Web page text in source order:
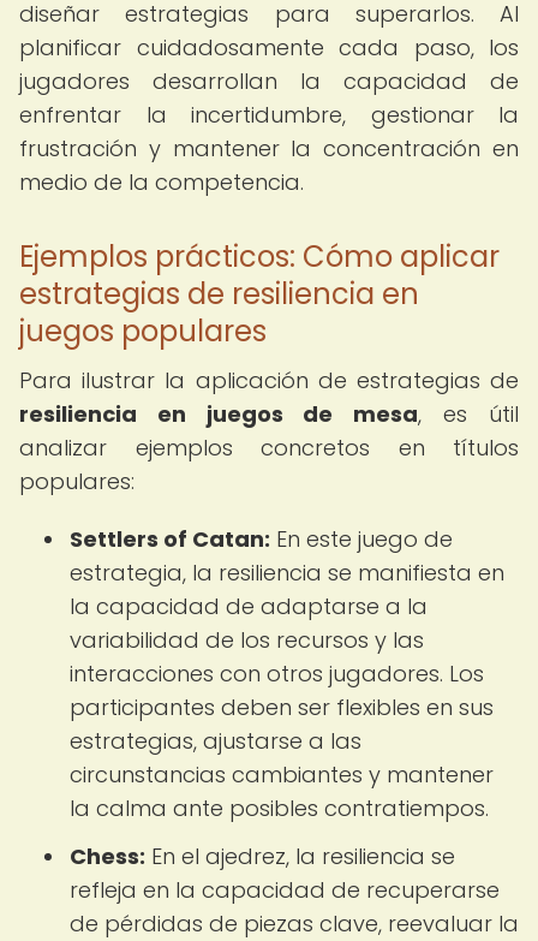
diseñar estrategias para superarlos. Al
planificar cuidadosamente cada paso, los
jugadores desarrollan la capacidad de
enfrentar la incertidumbre, gestionar la
frustración y mantener la concentración en
medio de la competencia.
Ejemplos prácticos: Cómo aplicar
estrategias de resiliencia en
juegos populares
Para ilustrar la aplicación de estrategias de
resiliencia en juegos de mesa, es útil
analizar ejemplos concretos en títulos
populares:
Settlers of Catan: En este juego de
estrategia, la resiliencia se manifiesta en
la capacidad de adaptarse a la
variabilidad de los recursos y las
interacciones con otros jugadores. Los
participantes deben ser flexibles en sus
estrategias, ajustarse a las
circunstancias cambiantes y mantener
la calma ante posibles contratiempos.
Chess: En el ajedrez, la resiliencia se
refleja en la capacidad de recuperarse
de pérdidas de piezas clave, reevaluar la